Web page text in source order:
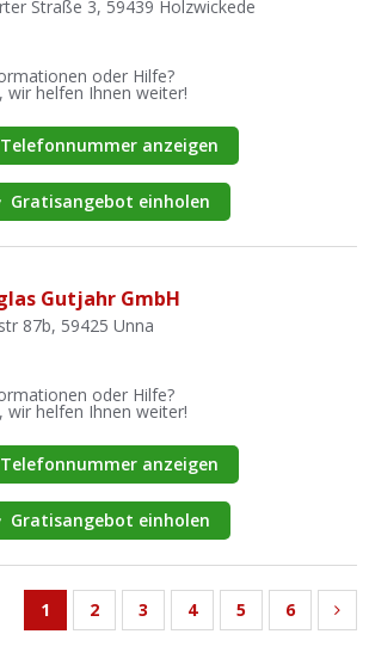
Straße 3, 59439 Holzwickede
oder Hilfe?
wir helfen Ihnen weiter!
Telefonnummer anzeigen
Gratisangebot einholen
Gutjahr GmbH
87b, 59425 Unna
oder Hilfe?
wir helfen Ihnen weiter!
Telefonnummer anzeigen
Gratisangebot einholen
1 2 3 4 5 6